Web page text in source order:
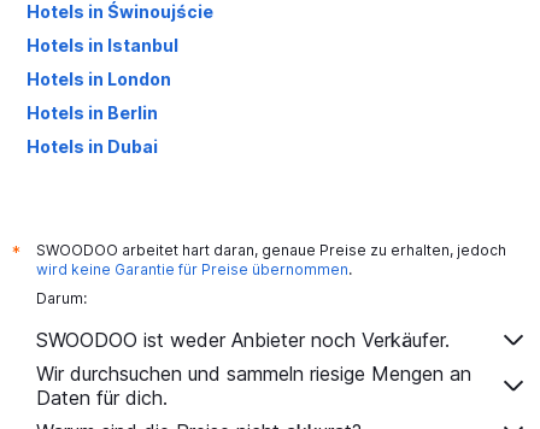
Hotels in Świnoujście
Hotels in Istanbul
Hotels in London
Hotels in Berlin
Hotels in Dubai
*
SWOODOO arbeitet hart daran, genaue Preise zu erhalten, jedoch
wird keine Garantie für Preise übernommen.
Darum:
SWOODOO ist weder Anbieter noch Verkäufer.
Wir durchsuchen und sammeln riesige Mengen an
Daten für dich.